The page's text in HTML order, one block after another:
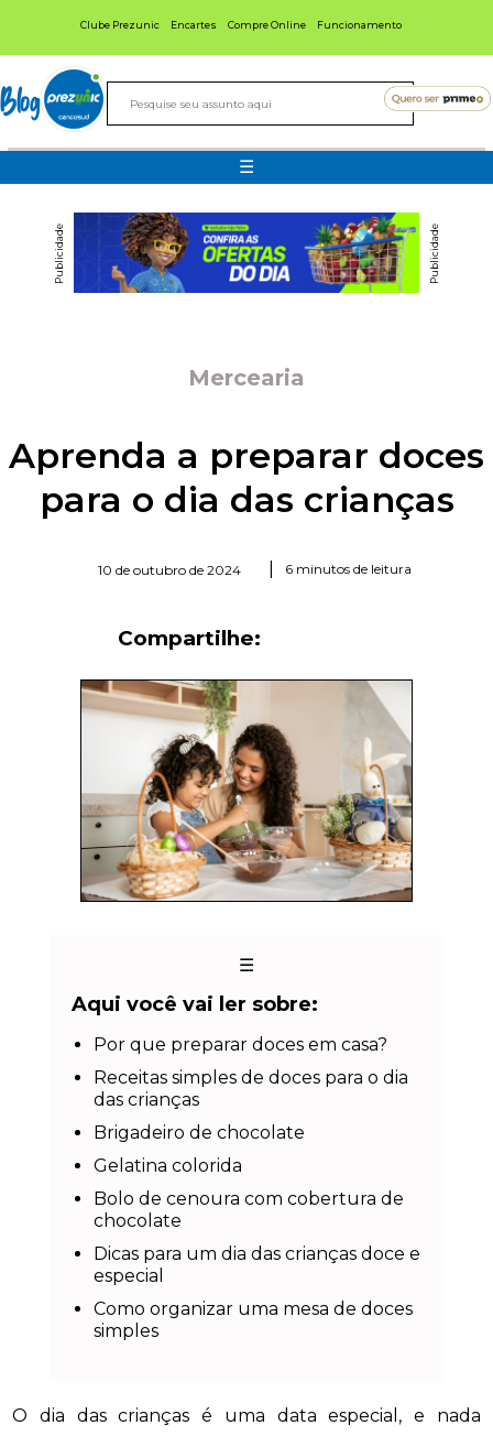
Clube Prezunic Encartes Compre Online Funcionamento
Blog
☰
Publicidade Publicidade
Mercearia
Aprenda a preparar doces
para o dia das crianças
10 de outubro de 2024 6 minutos de leitura
Compartilhe:
☰
Aqui você vai ler sobre:
Por que preparar doces em casa?
Receitas simples de doces para o dia
das crianças
Brigadeiro de chocolate
Gelatina colorida
Bolo de cenoura com cobertura de
chocolate
Dicas para um dia das crianças doce e
especial
Como organizar uma mesa de doces
simples
O dia das crianças é uma data especial, e nada